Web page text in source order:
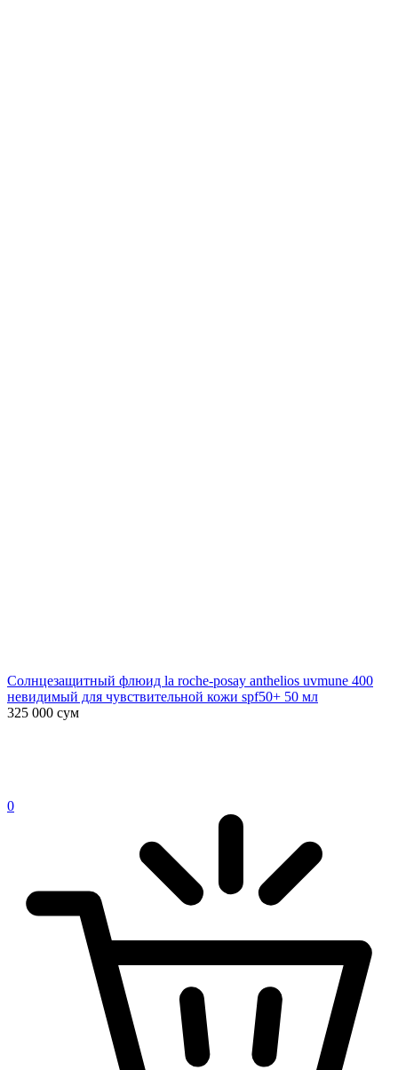
Солнцезащитный флюид la roche-posay anthelios uvmune 400
невидимый для чувствительной кожи spf50+ 50 мл
325 000 сум
0